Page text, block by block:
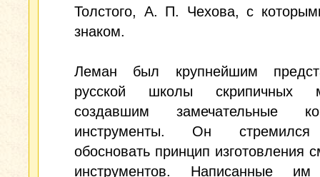
Толстого, А. П. Чехова, с
знаком.
Леман был крупнейшим
русской школы скрипичных
создавшим замечательные
инструменты. Он
обосновать принцип изготовления
инструментов. Написанные